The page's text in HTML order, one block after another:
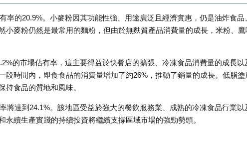
率的20.9%。小麥粉因其功能性強、用途廣泛且經濟實惠，仍是油炸食品
小麥粉仍然是最常用的麵粉，但由於無麩質​​產品消費量的成長，米粉、鷹
的市場佔有率，這主要得益於快餐店的擴張、冷凍食品消費量的成長以
段時間內，即食食品的消費量增加了約26%，推動了銷量的成長。低脂塗
持食品的質地和風味。
將達到24.1%。該地區受益於強大的餐飲服務業、成熟的冷凍食品行業以
續生產實踐的持續投資將繼續支撐區域市場的強勁勢頭。